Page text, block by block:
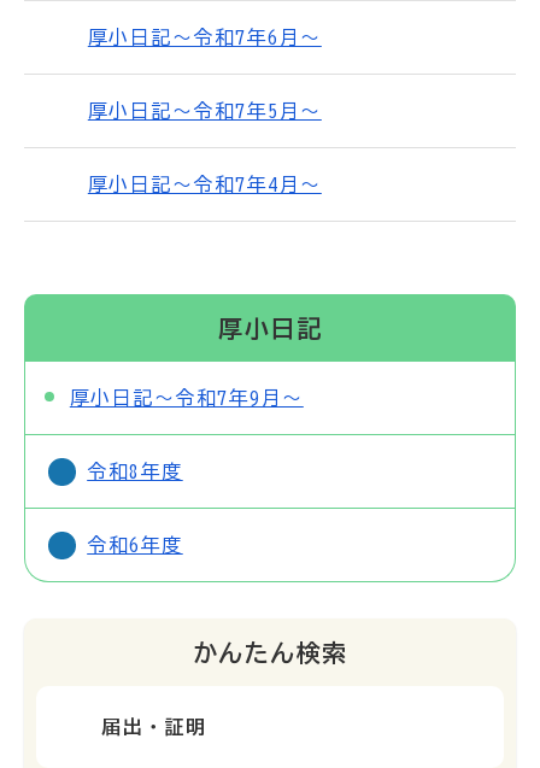
厚小日記～令和7年6月～
厚小日記～令和7年5月～
厚小日記～令和7年4月～
厚小日記
厚小日記～令和7年9月～
令和8年度
令和6年度
かんたん検索
届出・証明